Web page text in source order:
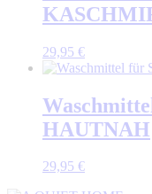
29,95 €
HAUTNAH
29,95 €